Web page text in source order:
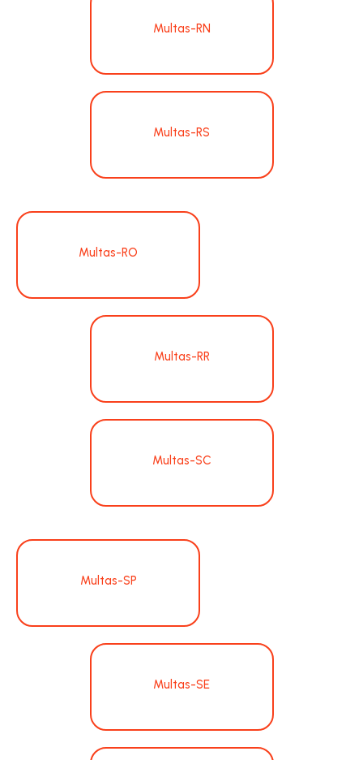
Multas-RN
Multas-RS
Multas-RO
Multas-RR
Multas-SC
Multas-SP
Multas-SE